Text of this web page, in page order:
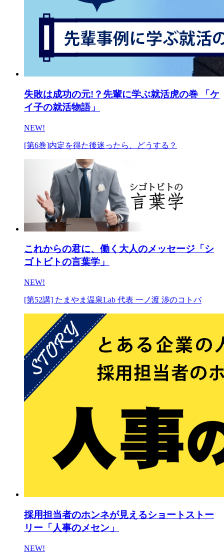
失敗は成功の元!？先輩に学ぶ就活虎の巻 「ケ
イ子の就活物語」
NEW!
[第6巻]内定を得た後迷ったら、どうする？
これからの君に、働く大人のメッセージ「シ
ゴトビトの言葉学」
NEW!
[第52講] たまやま温泉Lab 代表 一ノ渡 渉のコトバ
採用担当者のホンネが見えるショートストー
リー「人事のメセン」
NEW!